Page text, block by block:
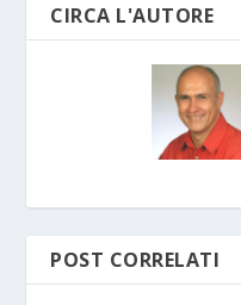
CIRCA L'AUTORE
POST CORRELATI